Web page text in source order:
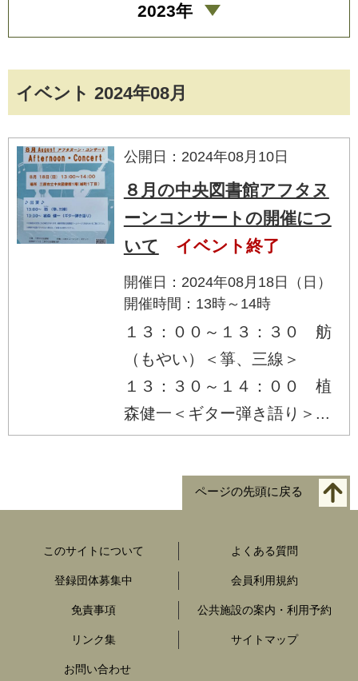
イベント 2024年08月
公開日：2024年08月10日
８月の中央図書館アフタヌ
ーンコンサートの開催につ
いて
イベント終了
開催日：2024年08月18日（日）
開催時間：13時～14時
１３：００～１３：３０ 舫
（もやい）＜箏、三線＞
１３：３０～１４：００ 植
森健一＜ギター弾き語り＞...
2023年
ページの先頭に戻る
このサイトについて よくある質問
登録団体募集中 会員利用規約
免責事項 公共施設の案内・利用予約
リンク集 サイトマップ
お問い合わせ